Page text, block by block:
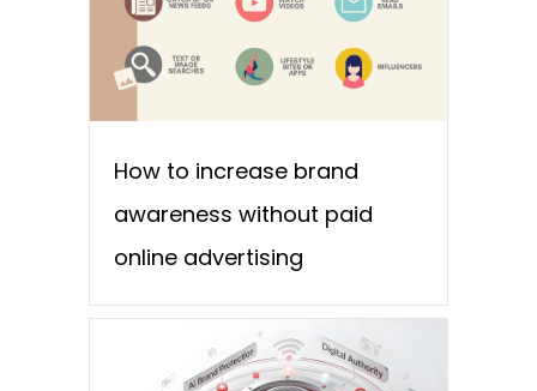
How to increase brand
awareness without paid
online advertising